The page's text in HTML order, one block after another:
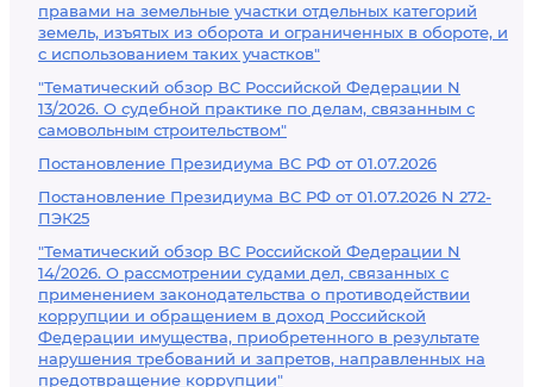
правами на земельные участки отдельных категорий
земель, изъятых из оборота и ограниченных в обороте, и
с использованием таких участков"
"Тематический обзор ВС Российской Федерации N
13/2026. О судебной практике по делам, связанным с
самовольным строительством"
Постановление Президиума ВС РФ от 01.07.2026
Постановление Президиума ВС РФ от 01.07.2026 N 272-
ПЭК25
"Тематический обзор ВС Российской Федерации N
14/2026. О рассмотрении судами дел, связанных с
применением законодательства о противодействии
коррупции и обращением в доход Российской
Федерации имущества, приобретенного в результате
нарушения требований и запретов, направленных на
предотвращение коррупции"